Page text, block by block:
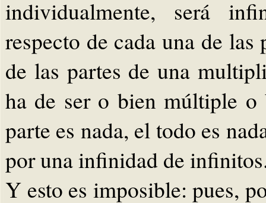
individualmente, será
respecto de cada una de
de las partes de una
ha de ser o bien múltiple
parte es nada, el todo es
por una infinidad de
Y esto es imposible: pues,